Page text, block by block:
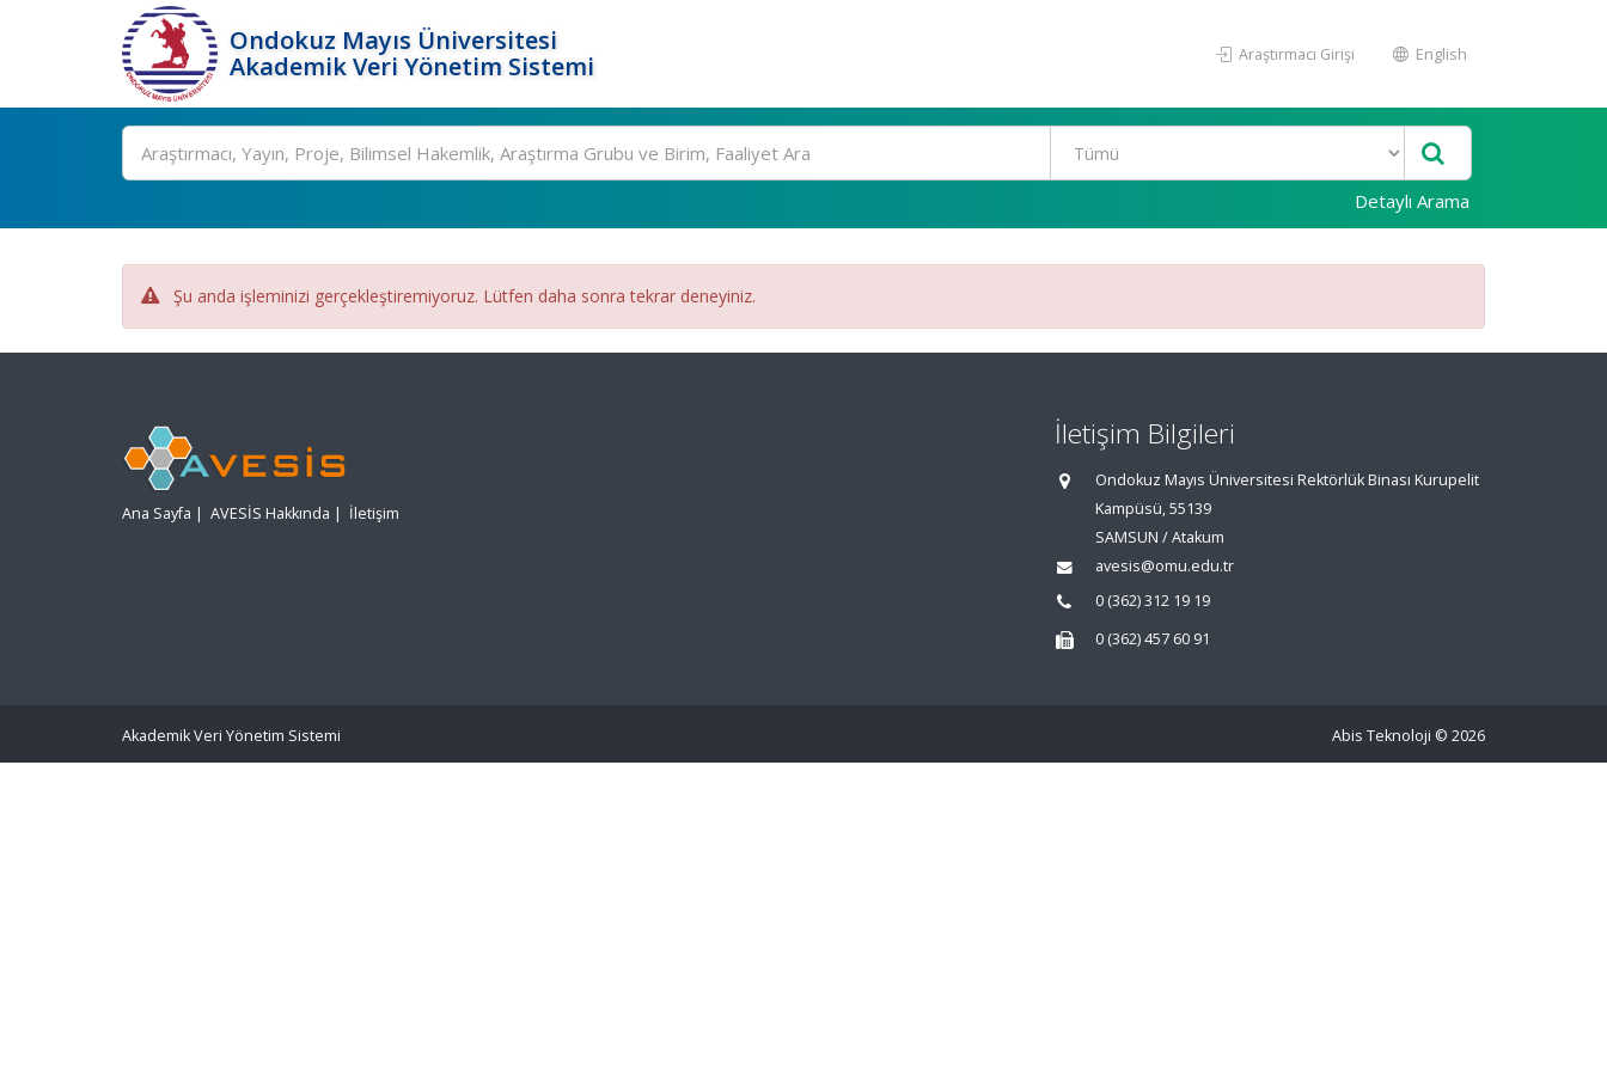
Ondokuz Mayıs Üniversitesi
Akademik Veri Yönetim Sistemi
Araştırmacı Girişi English
Ara
Detaylı Arama
Şu anda işleminizi gerçekleştiremiyoruz. Lütfen daha sonra tekrar deneyiniz.
Ana Sayfa | AVESİS Hakkında | İletişim
İletişim Bilgileri
Ondokuz Mayıs Üniversitesi Rektörlük Binası Kurupelit
Kampüsü, 55139
SAMSUN / Atakum
avesis@omu.edu.tr
0 (362) 312 19 19
0 (362) 457 60 91
Akademik Veri Yönetim Sistemi Abis Teknoloji © 2026